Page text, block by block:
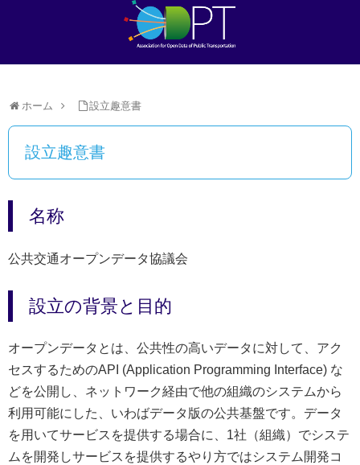
ホーム 設立趣意書
設立趣意書
名称
公共交通オープンデータ協議会
設立の背景と目的
オープンデータとは、公共性の高いデータに対して、アク
セスするためのAPI (Application Programming Interface) な
どを公開し、ネットワーク経由で他の組織のシステムから
利用可能にした、いわばデータ版の公共基盤です。データ
を用いてサービスを提供する場合に、1社（組織）でシステ
ムを開発しサービスを提供するやり方ではシステム開発コ